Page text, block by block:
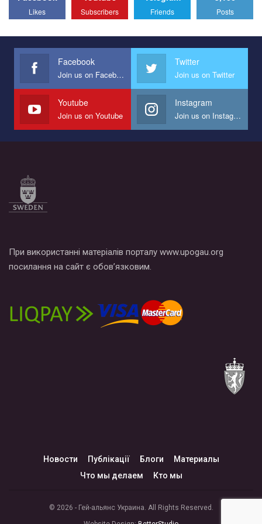
Эмоционально сильный ролик от команды "Гей-альянс
представляющий программу развития организации.
Мы просим вас поддержать нас и помочь нам реализовать
наш план по борьбе с насилием и дискриминацией на почве
СОГИ в Украине.
Все, что вам нужно сделать - это зайти на наш канал YouTube
Likes Subscribers Friends Posts
Facebook
Join us on Facebook
Twitter
Join us on Twitter
Youtube
Join us on Youtube
Instagram
Join us on Instagram
При використанні матеріалів порталу www.upogau.org
посилання на сайт є обов’язковим.
Новости Публікації Блоги
Материалы
Что мы делаем
Кто мы
© 2026 - Гей-альянс Украина. All Rights Reserved.